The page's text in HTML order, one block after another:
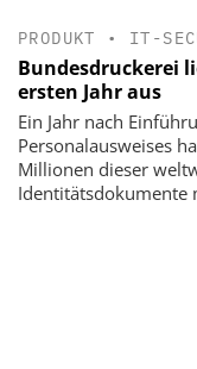
PRODUKT • IT-
Bundesdruckerei
ersten Jahr aus
Ein Jahr nach
Personalausweises
Millionen dieser
Identitätsdokumente